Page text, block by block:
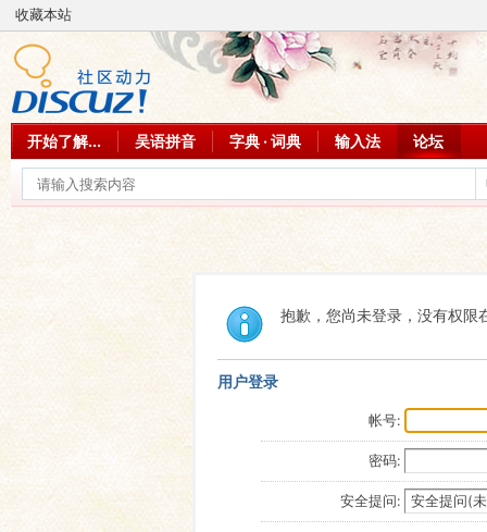
收藏本站
开始了解... 吴语拼音 字典 · 词典 输入法 论坛
抱歉，您尚未登录，没有权限
用户登录
帐号:
密码:
安全提问: